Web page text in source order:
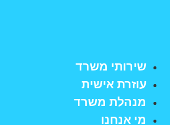
שירותי משרד
עוזרת אישית
מנהלת משרד
מי אנחנו